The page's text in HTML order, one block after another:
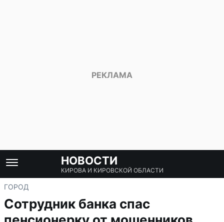
НОВОСТИ
КИРОВА И КИРОВСКОЙ ОБЛАСТИ
ГОРОД
Сотрудник банка спас